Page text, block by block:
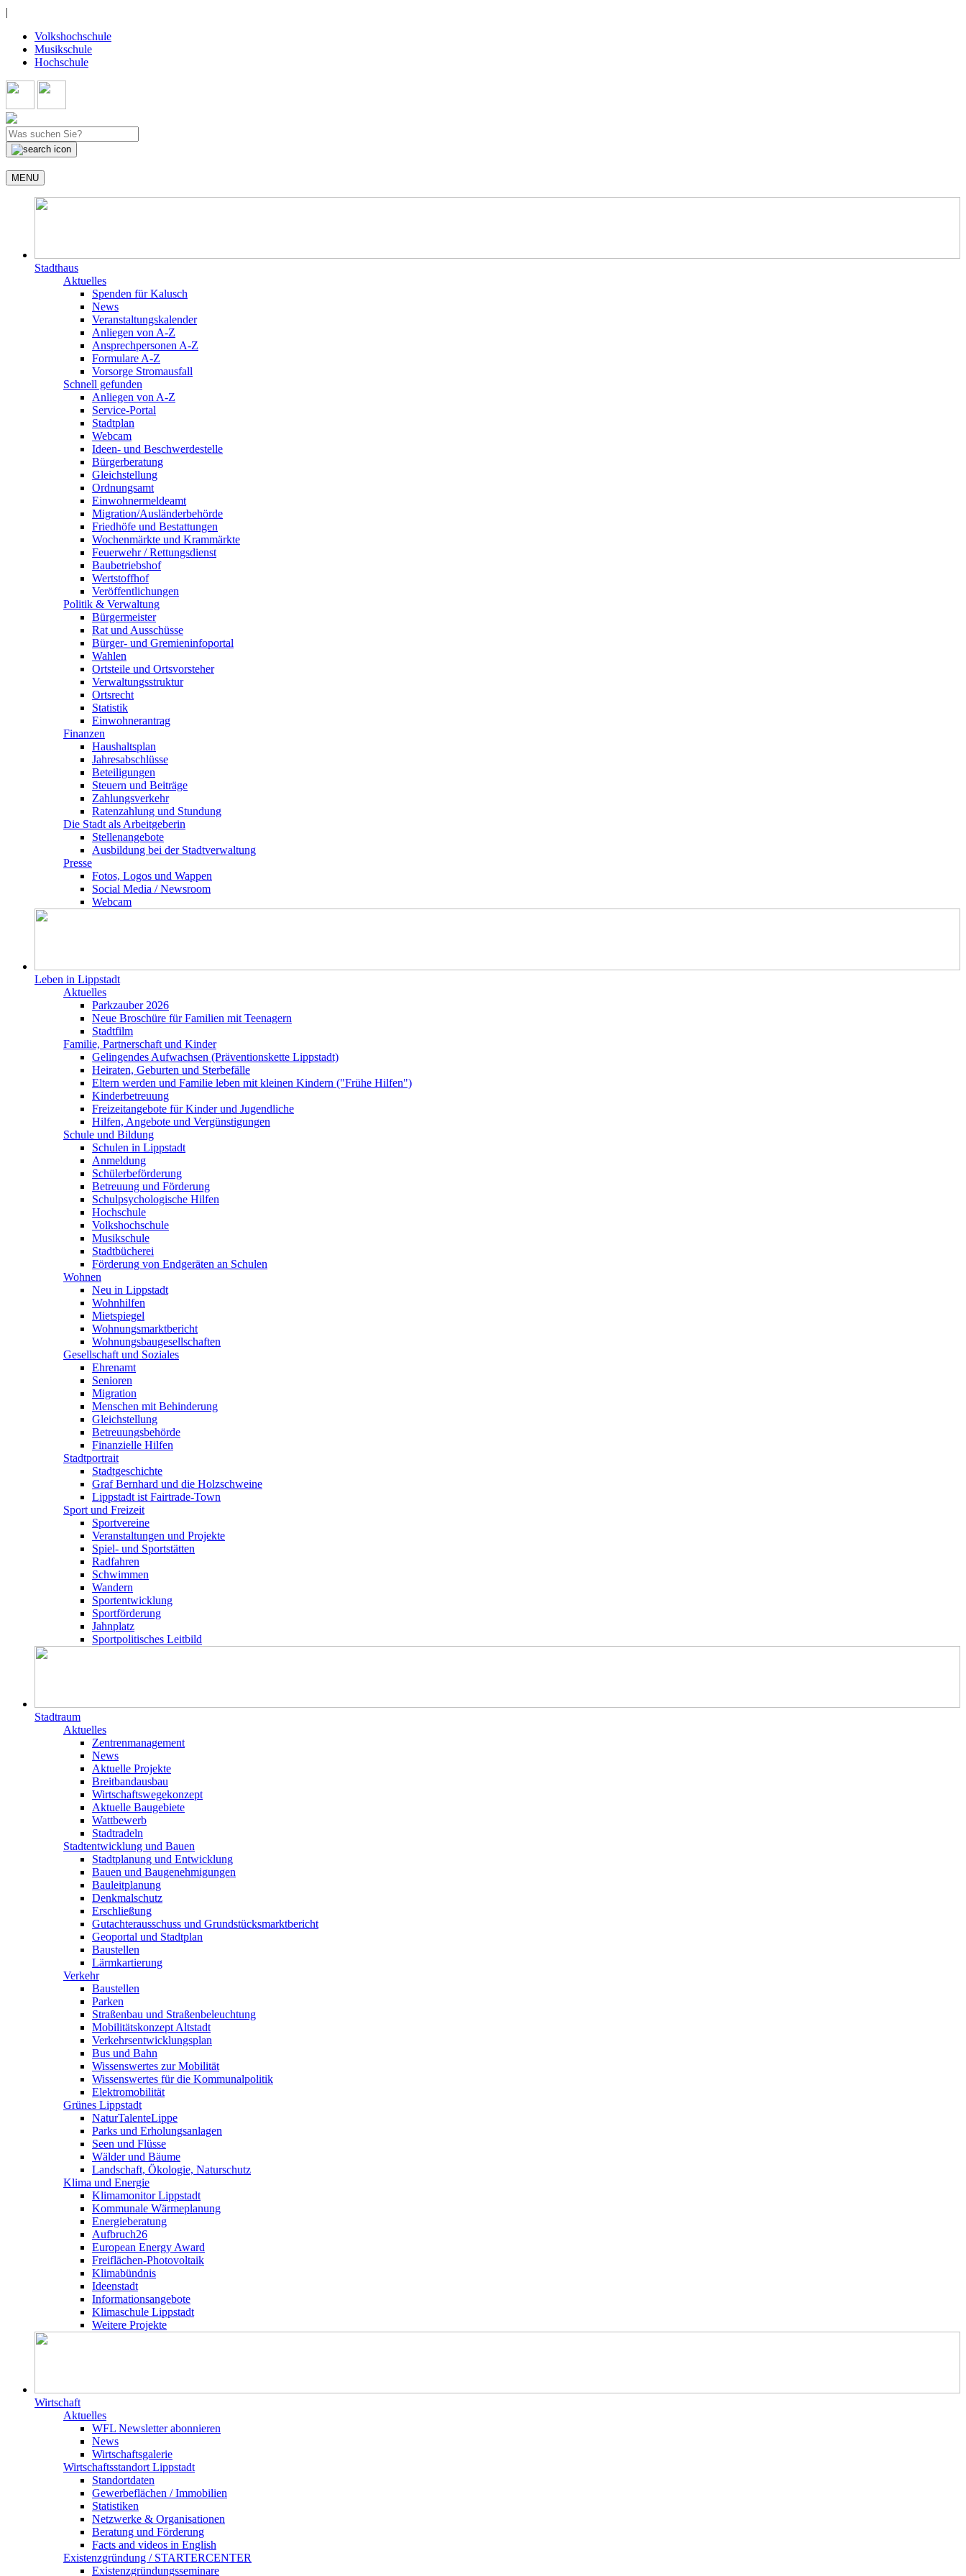
|
Volkshochschule
Musikschule
Hochschule
MENU
Stadthaus
Aktuelles
Spenden für Kalusch
News
Veranstaltungskalender
Anliegen von A-Z
Ansprechpersonen A-Z
Formulare A-Z
Vorsorge Stromausfall
Schnell gefunden
Anliegen von A-Z
Service-Portal
Stadtplan
Webcam
Ideen- und Beschwerdestelle
Bürgerberatung
Gleichstellung
Ordnungsamt
Einwohnermeldeamt
Migration/Ausländerbehörde
Friedhöfe und Bestattungen
Wochenmärkte und Krammärkte
Feuerwehr / Rettungsdienst
Baubetriebshof
Wertstoffhof
Veröffentlichungen
Politik & Verwaltung
Bürgermeister
Rat und Ausschüsse
Bürger- und Gremieninfoportal
Wahlen
Ortsteile und Ortsvorsteher
Verwaltungsstruktur
Ortsrecht
Statistik
Einwohnerantrag
Finanzen
Haushaltsplan
Jahresabschlüsse
Beteiligungen
Steuern und Beiträge
Zahlungsverkehr
Ratenzahlung und Stundung
Die Stadt als Arbeitgeberin
Stellenangebote
Ausbildung bei der Stadtverwaltung
Presse
Fotos, Logos und Wappen
Social Media / Newsroom
Webcam
Leben in Lippstadt
Aktuelles
Parkzauber 2026
Neue Broschüre für Familien mit Teenagern
Stadtfilm
Familie, Partnerschaft und Kinder
Gelingendes Aufwachsen (Präventionskette Lippstadt)
Heiraten, Geburten und Sterbefälle
Eltern werden und Familie leben mit kleinen Kindern ("Frühe Hilfen")
Kinderbetreuung
Freizeitangebote für Kinder und Jugendliche
Hilfen, Angebote und Vergünstigungen
Schule und Bildung
Schulen in Lippstadt
Anmeldung
Schülerbeförderung
Betreuung und Förderung
Schulpsychologische Hilfen
Hochschule
Volkshochschule
Musikschule
Stadtbücherei
Förderung von Endgeräten an Schulen
Wohnen
Neu in Lippstadt
Wohnhilfen
Mietspiegel
Wohnungsmarktbericht
Wohnungsbaugesellschaften
Gesellschaft und Soziales
Ehrenamt
Senioren
Migration
Menschen mit Behinderung
Gleichstellung
Betreuungsbehörde
Finanzielle Hilfen
Stadtportrait
Stadtgeschichte
Graf Bernhard und die Holzschweine
Lippstadt ist Fairtrade-Town
Sport und Freizeit
Sportvereine
Veranstaltungen und Projekte
Spiel- und Sportstätten
Radfahren
Schwimmen
Wandern
Sportentwicklung
Sportförderung
Jahnplatz
Sportpolitisches Leitbild
Stadtraum
Aktuelles
Zentrenmanagement
News
Aktuelle Projekte
Breitbandausbau
Wirtschaftswegekonzept
Aktuelle Baugebiete
Wattbewerb
Stadtradeln
Stadtentwicklung und Bauen
Stadtplanung und Entwicklung
Bauen und Baugenehmigungen
Bauleitplanung
Denkmalschutz
Erschließung
Gutachterausschuss und Grundstücksmarktbericht
Geoportal und Stadtplan
Baustellen
Lärmkartierung
Verkehr
Baustellen
Parken
Straßenbau und Straßenbeleuchtung
Mobilitätskonzept Altstadt
Verkehrsentwicklungsplan
Bus und Bahn
Wissenswertes zur Mobilität
Wissenswertes für die Kommunalpolitik
Elektromobilität
Grünes Lippstadt
NaturTalenteLippe
Parks und Erholungsanlagen
Seen und Flüsse
Wälder und Bäume
Landschaft, Ökologie, Naturschutz
Klima und Energie
Klimamonitor Lippstadt
Kommunale Wärmeplanung
Energieberatung
Aufbruch26
European Energy Award
Freiflächen-Photovoltaik
Klimabündnis
Ideenstadt
Informationsangebote
Klimaschule Lippstadt
Weitere Projekte
Wirtschaft
Aktuelles
WFL Newsletter abonnieren
News
Wirtschaftsgalerie
Wirtschafts­­standort Lippstadt
Standortdaten
Gewerbeflächen / Immobilien
Statistiken
Netzwerke & Organisationen
Beratung und Förderung
Facts and videos in English
Existenz­gründung / STARTERCENTER
Existenzgründungsseminare